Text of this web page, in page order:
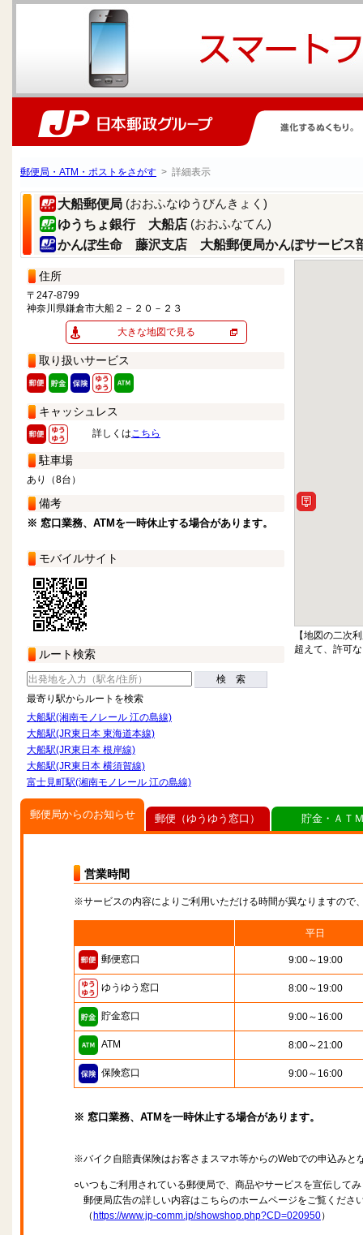
郵便局・ATM・ポストをさがす > 詳細表示
大船郵便局 (おおふなゆうびんきょく)
ゆうちょ銀行 大船店 (おおふなてん)
かんぽ生命 藤沢支店 大船郵便局かんぽサービス
住所
〒247-8799
神奈川県鎌倉市大船２－２０－２３
大きな地図で見る
取り扱いサービス
キャッシュレス
詳しくはこちら
駐車場
あり（8台）
備考
※ 窓口業務、ATMを一時休止する場合があります。
モバイルサイト
ルート検索
検 索
最寄り駅からルートを検索
大船駅(湘南モノレール 江の島線)
大船駅(JR東日本 東海道本線)
大船駅(JR東日本 根岸線)
大船駅(JR東日本 横須賀線)
富士見町駅(湘南モノレール 江の島線)
【地図の二次
超えて、許可
郵便局からのお知らせ
営業時間
※サービスの内容によりご利用いただける時間が異なりますので
平日
郵便窓口 9:00～19:00
ゆうゆう窓口 8:00～19:00
貯金窓口 9:00～16:00
ATM 8:00～21:00
保険窓口 9:00～16:00
※ 窓口業務、ATMを一時休止する場合があります。
※バイク自賠責保険はお客さまスマホ等からのWebでの申込みと
○いつもご利用されている郵便局で、商品やサービスを宣伝して
郵便局広告の詳しい内容はこちらのホームページをご覧くださ
（ https://www.jp-comm.jp/showshop.php?CD=020950）
郵便（ゆうゆう窓口） 貯金・ＡＴ